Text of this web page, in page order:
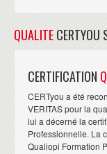
QUALITECERTYOU
CERTIFICATION
CERTyou a été
VERITAS pour la
lui a décerné la
Professionnelle. La
Qualiopi Formation